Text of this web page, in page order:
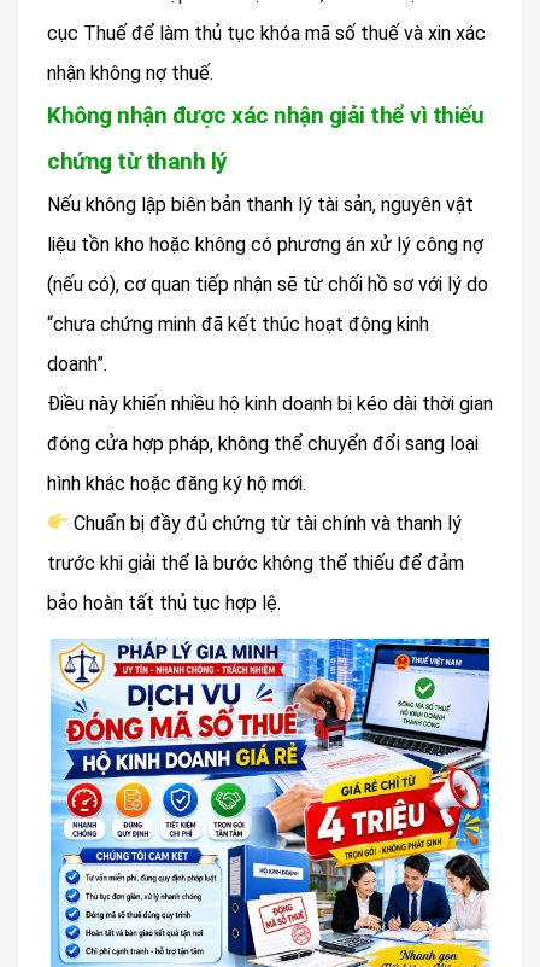
cục Thuế để làm thủ tục khóa mã số thuế và xin xác
nhận không nợ thuế.
Không nhận được xác nhận giải thể vì thiếu
chứng từ thanh lý
Nếu không lập biên bản thanh lý tài sản, nguyên vật
liệu tồn kho hoặc không có phương án xử lý công nợ
(nếu có), cơ quan tiếp nhận sẽ từ chối hồ sơ với lý do
“chưa chứng minh đã kết thúc hoạt động kinh
doanh”.
Điều này khiến nhiều hộ kinh doanh bị kéo dài thời gian
đóng cửa hợp pháp, không thể chuyển đổi sang loại
hình khác hoặc đăng ký hộ mới.
Chuẩn bị đầy đủ chứng từ tài chính và thanh lý
trước khi giải thể là bước không thể thiếu để đảm
bảo hoàn tất thủ tục hợp lệ.